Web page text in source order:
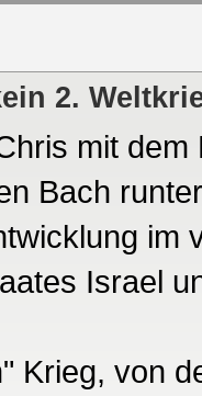
2.
mit
Bach
im
Israel
Krieg, von